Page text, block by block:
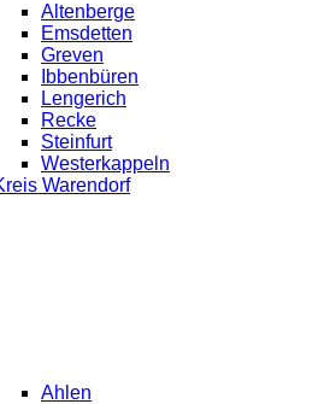
Altenberge
Emsdetten
Greven
Ibbenbüren
Lengerich
Recke
Steinfurt
Westerkappeln
Warendorf
Ahlen